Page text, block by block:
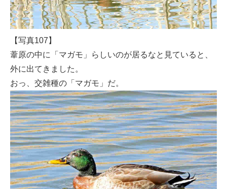
【写真107】
葦原の中に「マガモ」らしいのが居るなと見ていると、
外に出てきました。
おっ、交雑種の「マガモ」だ。